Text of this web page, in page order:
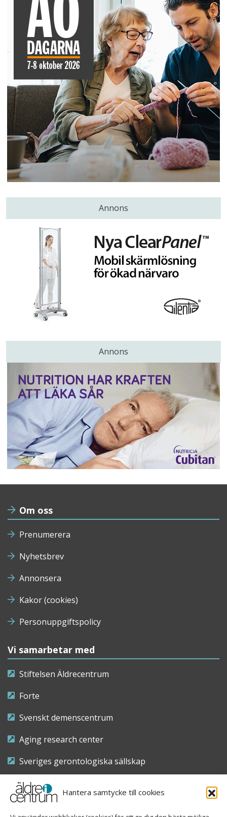
Hantera samtycke till cookies
Annons
Annons
Om oss
Prenumerera
Nyhetsbrev
Annonsera
Kakor (cookies)
Personuppgiftspolicy
Vi samarbetar med
Stiftelsen Äldrecentrum
Forte
Svenskt demenscentrum
Aging research center
Sveriges gerontologiska sällskap
Riksföreningen för sjuksköterskor inom äldre- och
demensvård